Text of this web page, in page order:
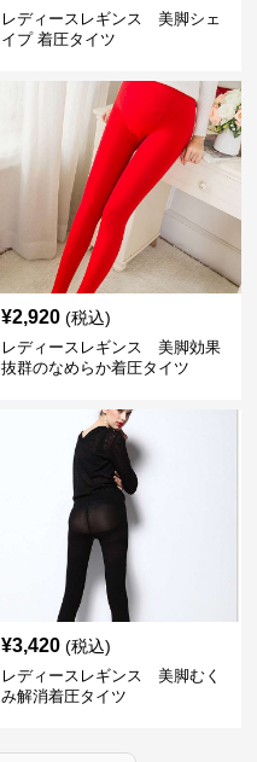
レディースレギンス 美脚シェ
イプ 着圧タイツ
¥2,920 (税込)
レディースレギンス 美脚効果
抜群のなめらか着圧タイツ
¥3,420 (税込)
レディースレギンス 美脚むく
み解消着圧タイツ